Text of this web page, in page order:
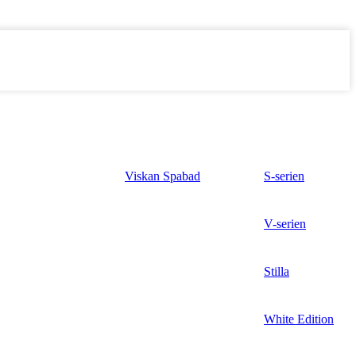
Viskan Spabad S-serien
V-serien
Stilla
White Edition